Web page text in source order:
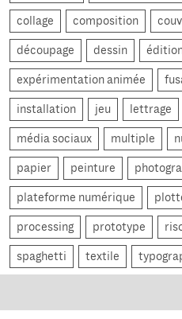
collage composition
découpage dessin
expérimentation animée
installation jeu lettrage
média sociaux multiple
papier peinture
plateforme numérique
processing prototype
spaghetti textile